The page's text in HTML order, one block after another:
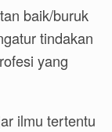
baik/buruk
tindakan
yang
ilmu tertentu